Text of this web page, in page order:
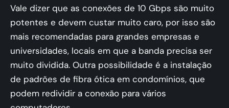
Vale dizer que as conexões de 10 Gbps são muito
potentes e devem custar muito caro, por isso são
mais recomendadas para grandes empresas e
universidades, locais em que a banda precisa ser
muito dividida. Outra possibilidade é a instalação
de padrões de fibra ótica em condomínios, que
podem redividir a conexão para vários